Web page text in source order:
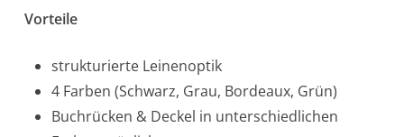
Vorteile
strukturierte Leinenoptik
4 Farben (Schwarz, Grau, Bordeaux, Grün)
Buchrücken & Deckel in unterschiedlichen